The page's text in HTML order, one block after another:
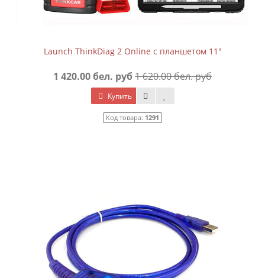
Launch ThinkDiag 2 Online с планшетом 11"
1 420.00 бел. руб1 620.00 бел. руб
Купить
Код товара: 1291